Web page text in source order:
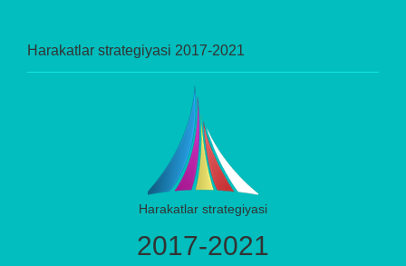
Harakatlar strategiyasi 2017-2021
Harakatlar strategiyasi
2017-2021